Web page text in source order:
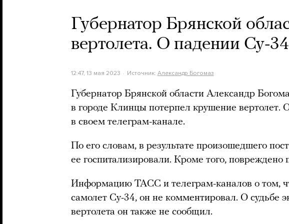
Губернатор Брянской
вертолета. О падении Су-
12:47, 13 мая 2023 Источник: Александр Богомаз
Губернатор Брянской области Александр
в городе Клинцы потерпел крушение вертолет.
в своем телеграм-канале.
По его словам, в результате произошедшего
ее госпитализировали. Кроме того, повреждено
Информацию ТАСС и телеграм-каналов о том,
самолет Су-34, он не комментировал. О судьбе
вертолета он также не сообщил.